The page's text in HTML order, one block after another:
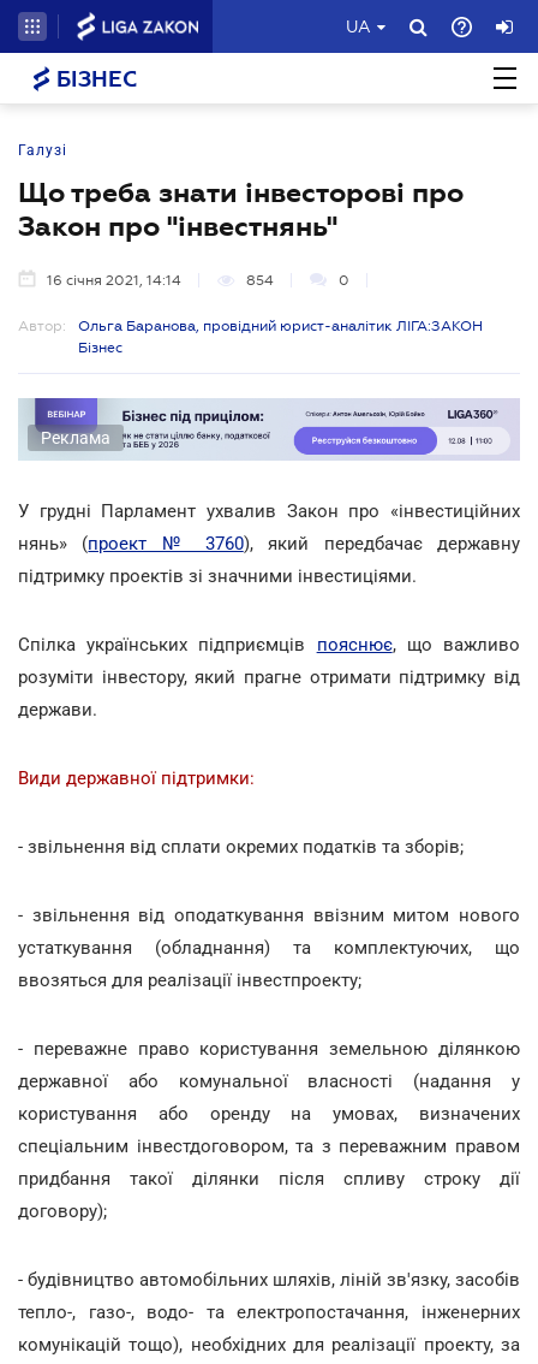
UA
БІЗНЕС
Галузі
Що треба знати інвесторові про
Закон про "інвестнянь"
16 січня 2021, 14:14 854 0
Автор:
Ольга Баранова, провідний юрист-аналітик ЛІГА:ЗАКОН
Бізнес
Реклама
У грудні Парламент ухвалив Закон про «інвестиційних
нянь» (проект № 3760), який передбачає державну
підтримку проектів зі значними інвестиціями.
Спілка українських підприємців пояснює, що важливо
розуміти інвестору, який прагне отримати підтримку від
держави.
Види державної підтримки:
- звільнення від сплати окремих податків та зборів;
- звільнення від оподаткування ввізним митом нового
устаткування (обладнання) та комплектуючих, що
ввозяться для реалізації інвестпроекту;
- переважне право користування земельною ділянкою
державної або комунальної власності (надання у
користування або оренду на умовах, визначених
спеціальним інвестдоговором, та з переважним правом
придбання такої ділянки після спливу строку дії
договору);
- будівництво автомобільних шляхів, ліній зв'язку, засобів
тепло-, газо-, водо- та електропостачання, інженерних
комунікацій тощо), необхідних для реалізації проекту, за